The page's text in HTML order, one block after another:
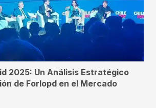
2025: Un Análisis Estratégico
de Forlopd en el Mercado